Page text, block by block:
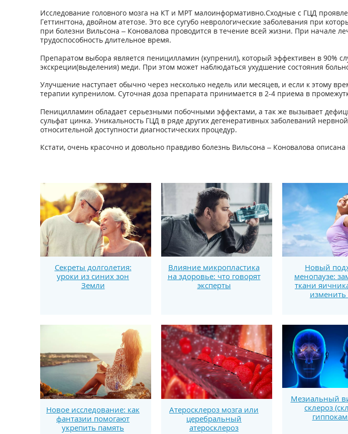
Исследование головного мозга на КТ и МРТ малоинформативно.Сходные с ГЦД
Геттингтона, двойном атетозе. Это все сугубо неврологические заболевания при
при болезни Вильсона – Коновалова проводится в течение всей жизни. При начале
трудоспособность длительное время.
Препаратом выбора является пеницилламин (купренил), который эффективен в 90%
экскреции(выделения) меди. При этом может наблюдаться ухудшение состояния
Улучшение наступает обычно через несколько недель или месяцев, и если к этому
терапии купренилом. Суточная доза препарата принимается в 2-4 приема в
Пеницилламин обладает серьезными побочными эффектами, а так же вызывает
сульфат цинка. Уникальность ГЦД в ряде других дегенеративных заболеваний
относительной доступности диагностических процедур.
Кстати, очень красочно и довольно правдиво болезнь Вильсона – Коновалова
Секреты долголетия:
уроки из синих зон
Земли
Влияние микропластика
на здоровье: что говорят
эксперты
Новый
менопаузе:
ткани
изменить
Новое исследование: как
фантазии помогают
укрепить память
Атеросклероз мозга или
церебральный
атеросклероз
Мезиальный
склероз